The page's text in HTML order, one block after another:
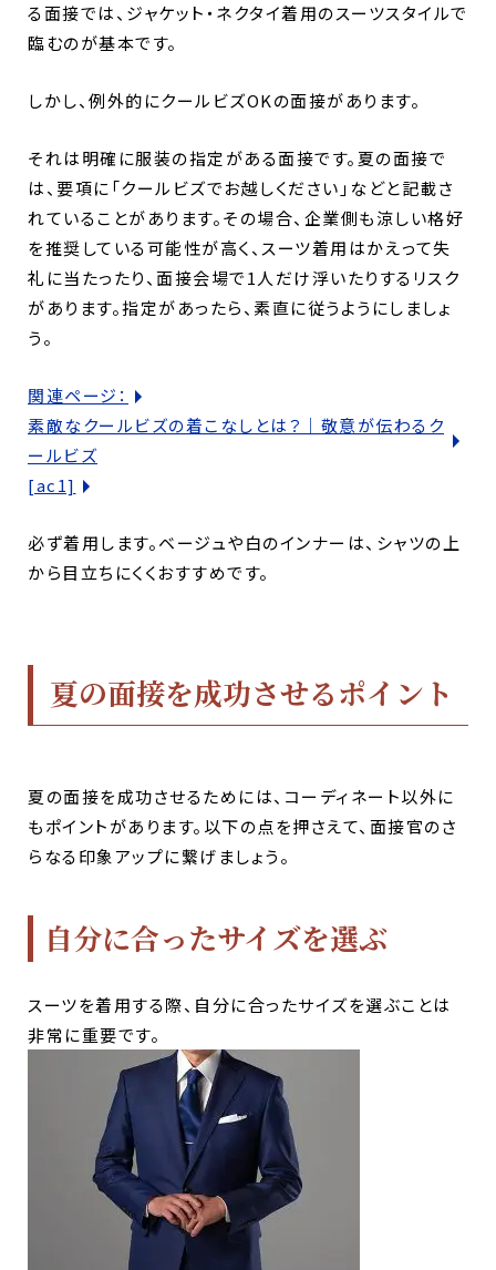
る面接では、ジャケット・ネクタイ着用のスーツスタイルで
臨むのが基本です。
しかし、例外的にクールビズOKの面接があります。
それは明確に服装の指定がある面接です。夏の面接で
は、要項に「クールビズでお越しください」などと記載さ
れていることがあります。その場合、企業側も涼しい格好
を推奨している可能性が高く、スーツ着用はかえって失
礼に当たったり、面接会場で1人だけ浮いたりするリスク
があります。指定があったら、素直に従うようにしましょ
う。
関連ページ：
素敵なクールビズの着こなしとは？｜敬意が伝わるク
ールビズ
[ac1]
必ず着用します。ベージュや白のインナーは、シャツの上
から目立ちにくくおすすめです。
夏の面接を成功させるポイント
夏の面接を成功させるためには、コーディネート以外に
もポイントがあります。以下の点を押さえて、面接官のさ
らなる印象アップに繋げましょう。
自分に合ったサイズを選ぶ
スーツを着用する際、自分に合ったサイズを選ぶことは
非常に重要です。